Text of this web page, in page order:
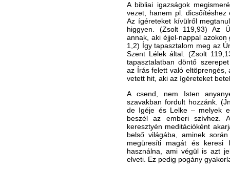
A bibliai igazságok
vezet, hanem pl. dicsőítéshez
Az ígéreteket kívülről
higgyen. (Zsolt 119,93) Az
annak, aki éjjel-nappal
1,2) Így tapasztalom meg az
Szent Lélek által. (Zsolt
tapasztalatban döntő
az Írás felett való eltöprengés,
vetett hit, aki az ígéreteket
A csend, nem Isten
szavakban fordult hozzánk.
de Igéje és Lelke – melyek
beszél az emberi szívhez.
keresztyén meditációként
belső világába, aminek
megüresíti magát és keresi
használna, ami végül is azt
elveti. Ez pedig pogány